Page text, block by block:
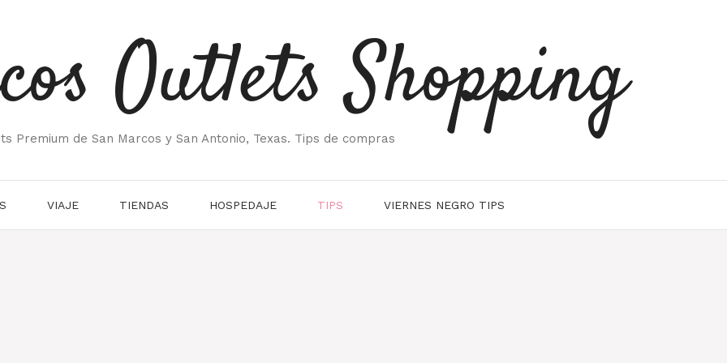
Outlets Shopping
Premium de San Marcos y San Antonio, Texas. Tips de compras
VIAJE TIENDAS HOSPEDAJE TIPS VIERNES NEGRO TIPS